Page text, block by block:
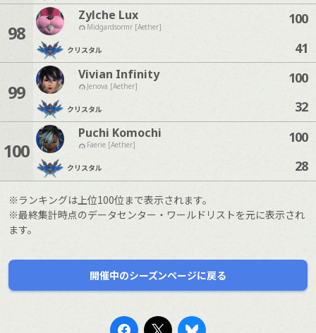
98
Zylche Lux
Midgardsormr [Aether]
クリスタル
100
41
99
Vivian Infinity
Jenova [Aether]
クリスタル
100
32
100
Puchi Komochi
Faerie [Aether]
クリスタル
100
28
※ランキングは上位100位まで表示されます。
※最終集計時点のデータセンター・ワールドリストを元に表示され
ます。
開催中のシーズンページに戻る